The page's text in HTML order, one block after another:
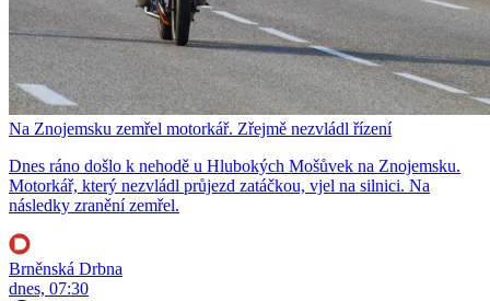
Na Znojemsku zemřel motorkář. Zřejmě nezvládl řízení
Dnes ráno došlo k nehodě u Hlubokých Mošůvek na Znojemsku.
Motorkář, který nezvládl průjezd zatáčkou, vjel na silnici. Na
následky zranění zemřel.
Brněnská Drbna
dnes, 07:30